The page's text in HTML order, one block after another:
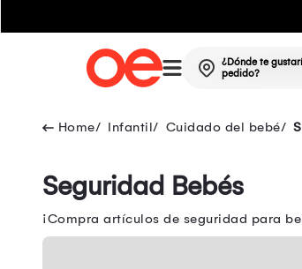
¿Dónde te
pedido?
Infantil Cuidado del bebé
Seguridad Bebés
¡Compra artículos de seguridad para